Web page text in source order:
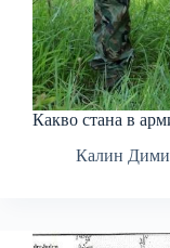
Какво стана в
Калин